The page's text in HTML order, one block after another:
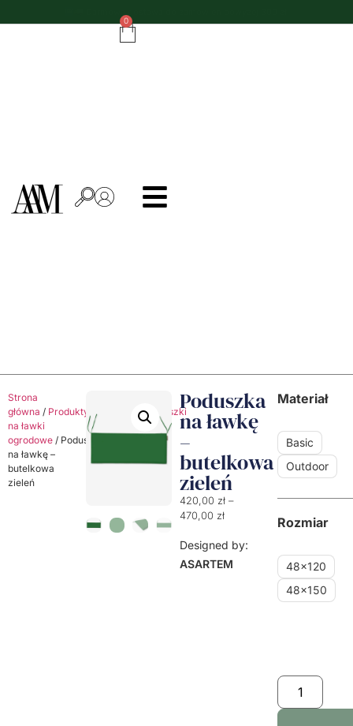
0
Strona
główna / Produkty /Poduszki /Poduszki
na ławki
ogrodowe / Poduszka
na ławkę –
butelkowa
zieleń
Poduszka
na ławkę
–
butelkowa
zieleń
420,00 zł –
470,00 zł
Designed by:
ASARTEM
Materiał
Basic
Outdoor
Rozmiar
48x120
48x150